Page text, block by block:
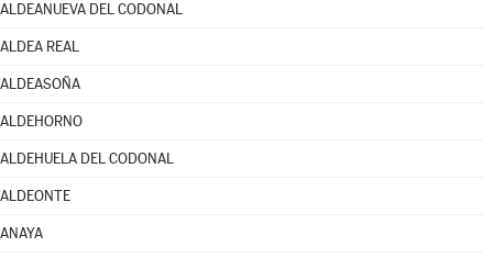
ALDEANUEVA DEL CODONAL
ALDEA REAL
ALDEASOÑA
ALDEHORNO
ALDEHUELA DEL CODONAL
ALDEONTE
ANAYA